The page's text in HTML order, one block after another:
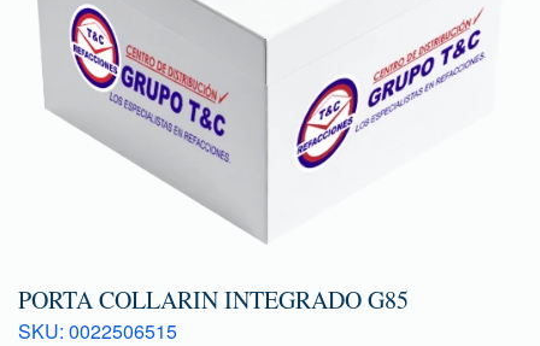
PORTA COLLARIN INTEGRADO G85
SKU: 0022506515